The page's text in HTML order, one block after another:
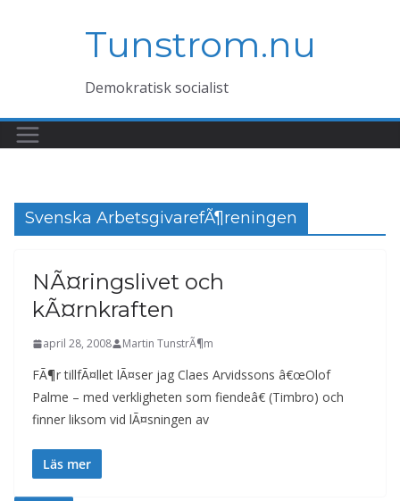
Tunstrom.nu
Demokratisk socialist
Svenska ArbetsgivarefÃ¶reningen
NÃ¤ringslivet och
kÃ¤rnkraften
april 28, 2008 Martin TunstrÃ¶m
FÃ¶r tillfÃ¤llet lÃ¤ser jag Claes Arvidssons â€œOlof
Palme – med verkligheten som fiendeâ€ (Timbro) och
finner liksom vid lÃ¤sningen av
Läs mer